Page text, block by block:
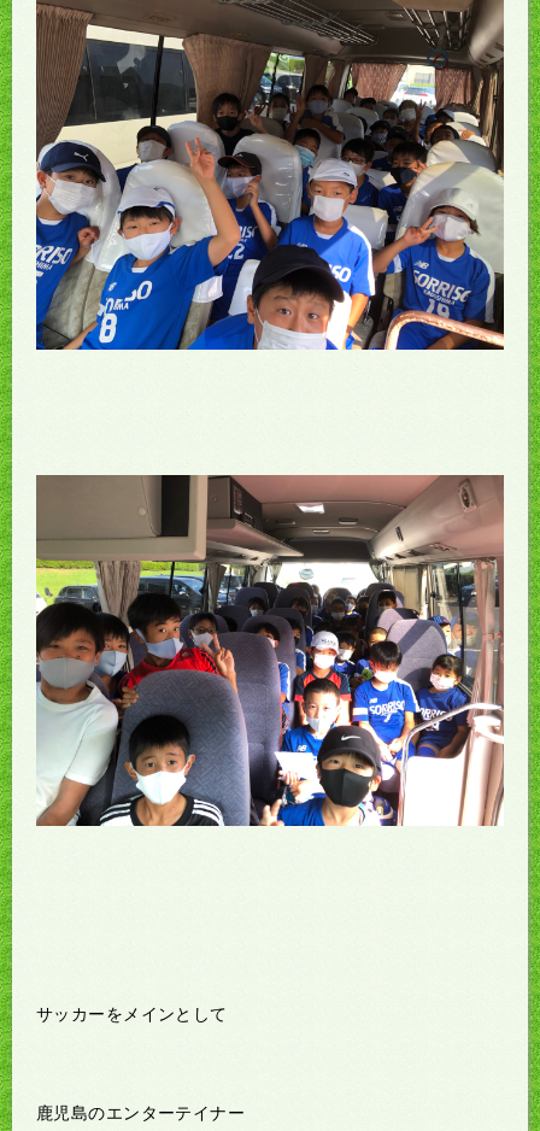
サッカーをメインとして
鹿児島のエンターテイナー